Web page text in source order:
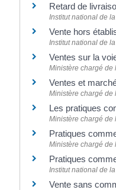
Retard de
Institut national de
Vente hors
Institut national de
Ventes sur la
Ministère chargé de
Ventes et
Ministère chargé de
Les pratiques
Ministère chargé de
Pratiques
Ministère chargé de
Pratiques
Institut national de
Vente sans